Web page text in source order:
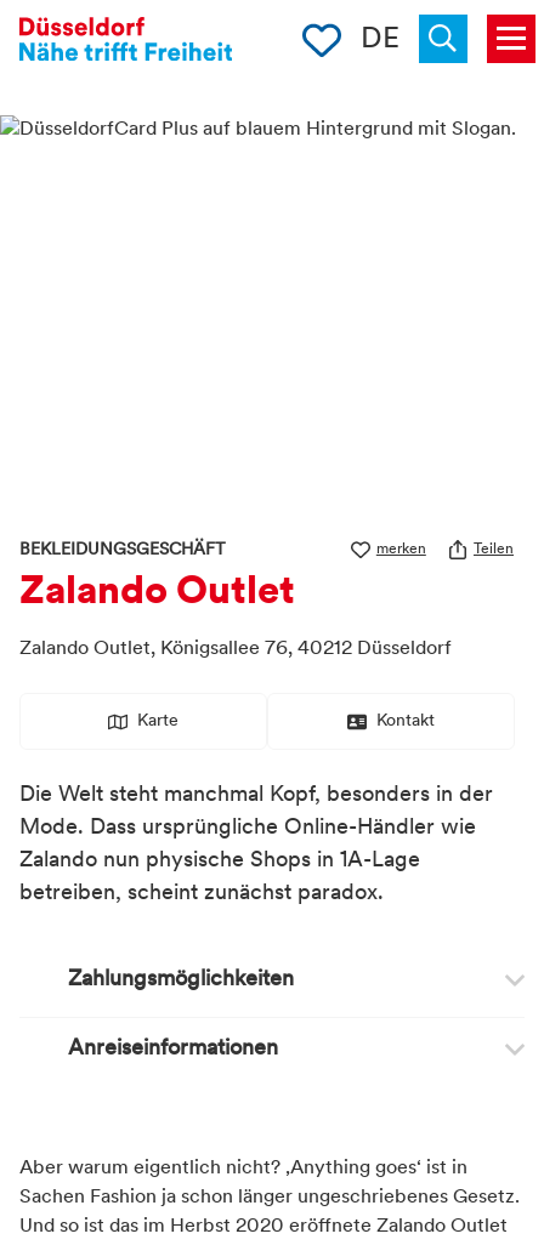
Menü
Merkliste
DE
BEKLEIDUNGSGESCHÄFT merken Teilen
Zalando Outlet
Zalando Outlet, Königsallee 76, 40212 Düsseldorf
Karte Kontakt
Die Welt steht manchmal Kopf, besonders in der
Mode. Dass ursprüngliche Online-Händler wie
Zalando nun physische Shops in 1A-Lage
betreiben, scheint zunächst paradox.
Zahlungsmöglichkeiten
Zahlungsmöglichkeiten
Visa
Kreditkarte
Diners Club
Anreiseinformationen
Mit öffentlichen Verkehrsmitteln gut zu
erreichen
Aber warum eigentlich nicht? ‚Anything goes‘ ist in
Sachen Fashion ja schon länger ungeschriebenes Gesetz.
Und so ist das im Herbst 2020 eröffnete Zalando Outlet